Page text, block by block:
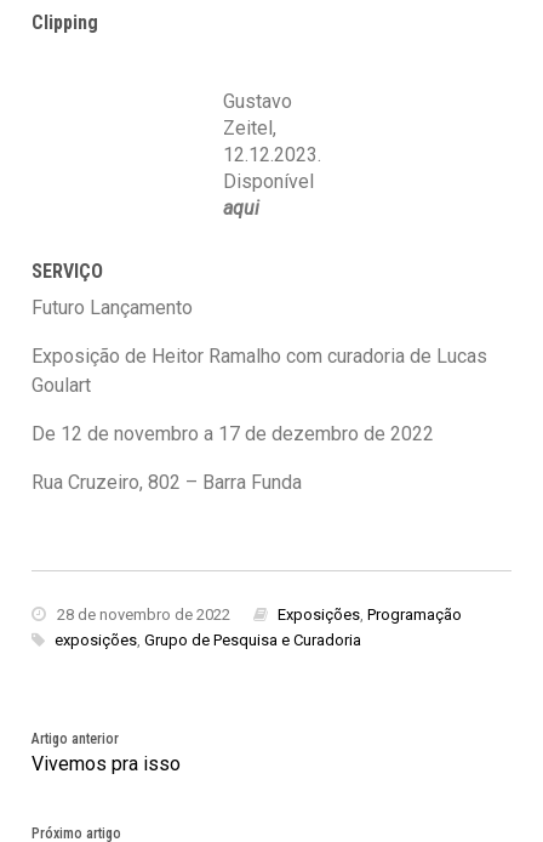
Clipping
Gustavo
Zeitel,
12.12.2023.
Disponível
aqui
SERVIÇO
Futuro Lançamento
Exposição de Heitor Ramalho com curadoria de Lucas
Goulart
De 12 de novembro a 17 de dezembro de 2022
Rua Cruzeiro, 802 – Barra Funda
28 de novembro de 2022 Exposições ,Programação
exposições ,Grupo de Pesquisa e Curadoria
Artigo anterior
Vivemos pra isso
Próximo artigo